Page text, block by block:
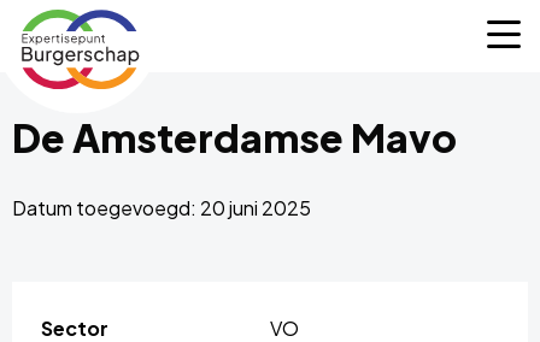
Expertisepunt
Burgerschap
De Amsterdamse Mavo
Datum toegevoegd: 20 juni 2025
Sector
VO